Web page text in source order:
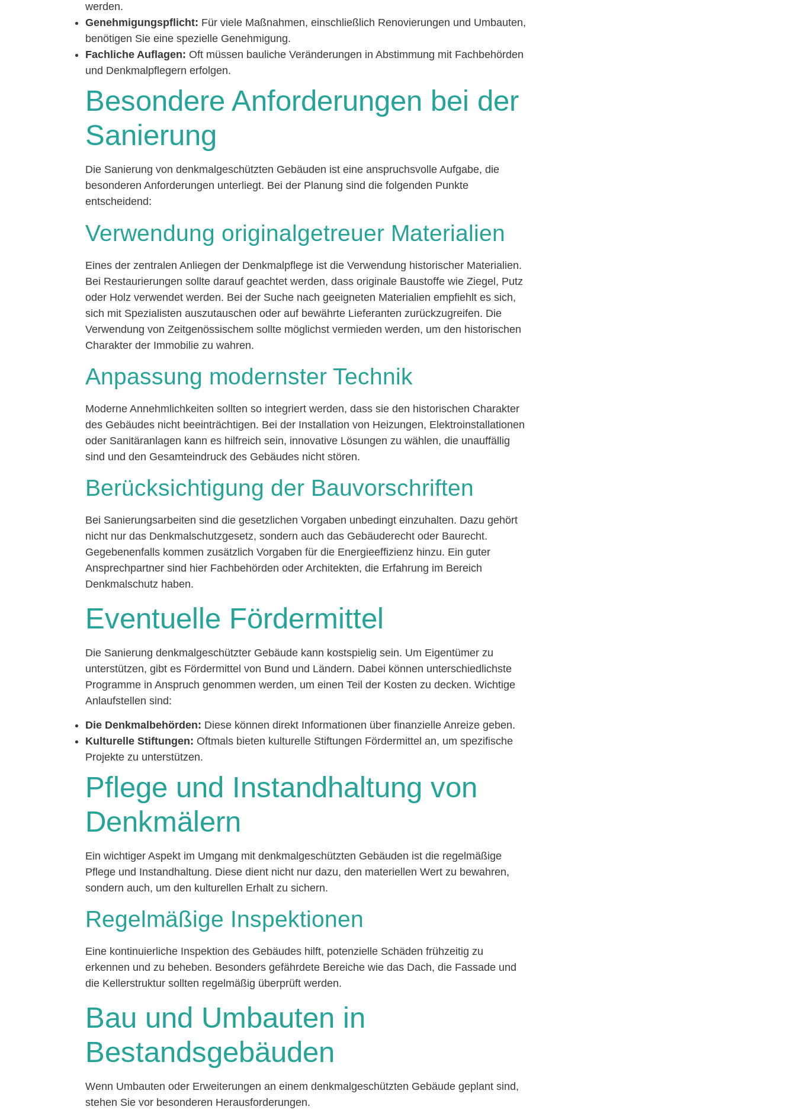
werden.
Genehmigungspflicht: Für viele Maßnahmen, einschließlich Renovierungen und Umbauten,
benötigen Sie eine spezielle Genehmigung.
Fachliche Auflagen: Oft müssen bauliche Veränderungen in Abstimmung mit Fachbehörden
und Denkmalpflegern erfolgen.
Besondere Anforderungen bei der
Sanierung
Die Sanierung von denkmalgeschützten Gebäuden ist eine anspruchsvolle Aufgabe, die
besonderen Anforderungen unterliegt. Bei der Planung sind die folgenden Punkte
entscheidend:
Verwendung originalgetreuer Materialien
Eines der zentralen Anliegen der Denkmalpflege ist die Verwendung historischer Materialien.
Bei Restaurierungen sollte darauf geachtet werden, dass originale Baustoffe wie Ziegel, Putz
oder Holz verwendet werden. Bei der Suche nach geeigneten Materialien empfiehlt es sich,
sich mit Spezialisten auszutauschen oder auf bewährte Lieferanten zurückzugreifen. Die
Verwendung von Zeitgenössischem sollte möglichst vermieden werden, um den historischen
Charakter der Immobilie zu wahren.
Anpassung modernster Technik
Moderne Annehmlichkeiten sollten so integriert werden, dass sie den historischen Charakter
des Gebäudes nicht beeinträchtigen. Bei der Installation von Heizungen, Elektroinstallationen
oder Sanitäranlagen kann es hilfreich sein, innovative Lösungen zu wählen, die unauffällig
sind und den Gesamteindruck des Gebäudes nicht stören.
Berücksichtigung der Bauvorschriften
Bei Sanierungsarbeiten sind die gesetzlichen Vorgaben unbedingt einzuhalten. Dazu gehört
nicht nur das Denkmalschutzgesetz, sondern auch das Gebäuderecht oder Baurecht.
Gegebenenfalls kommen zusätzlich Vorgaben für die Energieeffizienz hinzu. Ein guter
Ansprechpartner sind hier Fachbehörden oder Architekten, die Erfahrung im Bereich
Denkmalschutz haben.
Eventuelle Fördermittel
Die Sanierung denkmalgeschützter Gebäude kann kostspielig sein. Um Eigentümer zu
unterstützen, gibt es Fördermittel von Bund und Ländern. Dabei können unterschiedlichste
Programme in Anspruch genommen werden, um einen Teil der Kosten zu decken. Wichtige
Anlaufstellen sind:
Die Denkmalbehörden: Diese können direkt Informationen über finanzielle Anreize geben.
Kulturelle Stiftungen: Oftmals bieten kulturelle Stiftungen Fördermittel an, um spezifische
Projekte zu unterstützen.
Pflege und Instandhaltung von
Denkmälern
Ein wichtiger Aspekt im Umgang mit denkmalgeschützten Gebäuden ist die regelmäßige
Pflege und Instandhaltung. Diese dient nicht nur dazu, den materiellen Wert zu bewahren,
sondern auch, um den kulturellen Erhalt zu sichern.
Regelmäßige Inspektionen
Eine kontinuierliche Inspektion des Gebäudes hilft, potenzielle Schäden frühzeitig zu
erkennen und zu beheben. Besonders gefährdete Bereiche wie das Dach, die Fassade und
die Kellerstruktur sollten regelmäßig überprüft werden.
Bau und Umbauten in
Bestandsgebäuden
Wenn Umbauten oder Erweiterungen an einem denkmalgeschützten Gebäude geplant sind,
stehen Sie vor besonderen Herausforderungen.